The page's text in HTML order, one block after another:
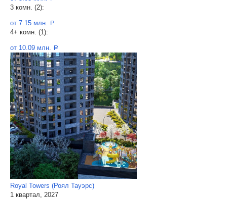
3 комн. (2):
от 7.15 млн. a
4+ комн. (1):
от 10.09 млн. a
Royal Towers (Роял Тауэрс)
1 квартал, 2027